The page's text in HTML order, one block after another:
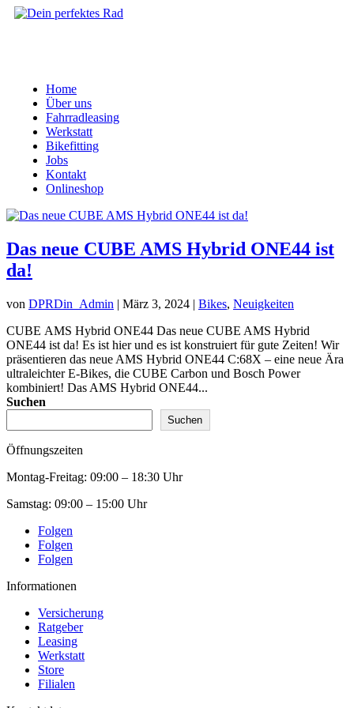
Home
Über uns
Fahrradleasing
Werkstatt
Bikefitting
Jobs
Kontakt
Onlineshop
Das neue CUBE AMS Hybrid ONE44 ist
da!
von DPRDin_Admin | März 3, 2024 | Bikes, Neuigkeiten
CUBE AMS Hybrid ONE44 Das neue CUBE AMS Hybrid
ONE44 ist da! Es ist hier und es ist konstruiert für gute Zeiten! Wir
präsentieren das neue AMS Hybrid ONE44 C:68X – eine neue Ära
ultraleichter E-Bikes, die CUBE Carbon und Bosch Power
kombiniert! Das AMS Hybrid ONE44...
Suchen
Suchen
Öffnungszeiten
Montag-Freitag: 09:00 – 18:30 Uhr
Samstag: 09:00 – 15:00 Uhr
Folgen
Folgen
Folgen
Informationen
Versicherung
Ratgeber
Leasing
Werkstatt
Store
Filialen